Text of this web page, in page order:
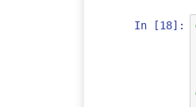
In [18]: